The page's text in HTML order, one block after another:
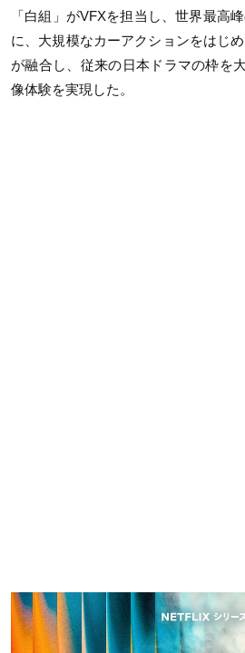
「白組」がVFXを担当し、世界最高
に、大規模なカーアクションをはじ
が融合し、従来の日本ドラマの枠を
像体験を実現した。